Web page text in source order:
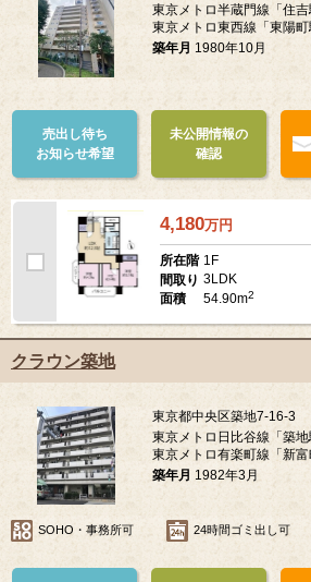
東京メトロ半蔵門線「住
東京メトロ東西線「東陽
築年月 1980年10月
売出し待ち
お知らせ希望
未公開情報の
確認
4,180万円
所在階 1F
間取り 3LDK
面積
54.90m2
クラウン築地
東京都中央区築地7-16-3
東京メトロ日比谷線「築
東京メトロ有楽町線「新
築年月 1982年3月
SOHO・事務所可 24時間ゴミ出し可